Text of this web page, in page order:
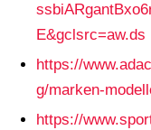
E&gclsrc=aw.ds
https://
g/marken-
https://